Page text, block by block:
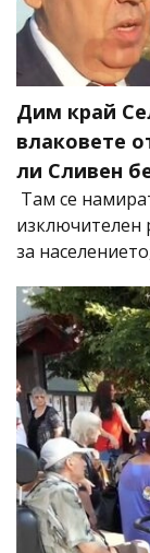
Дим край
влаковете
ли Сливен
Там се
изключителен
за